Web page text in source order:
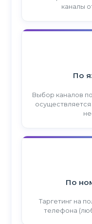
каналы
По
Выбор каналов
осуществляется
По
Таргетинг на
телефона